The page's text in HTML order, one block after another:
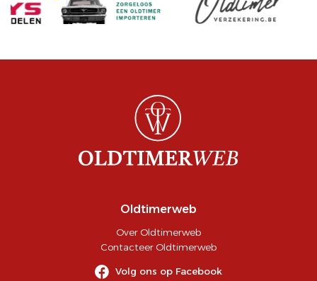
Oldtimerweb
Over Oldtimerweb
Contacteer Oldtimerweb
Volg ons op Facebook